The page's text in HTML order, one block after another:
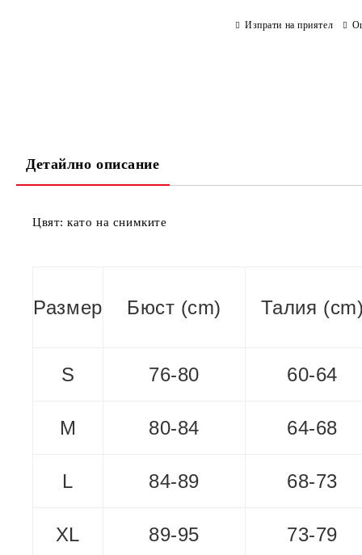
Изпрати на приятел
Детайлно описание
Цвят: като на снимките
Размер Бюст (cm) Талия (cm)
S 76-80 60-64
M 80-84 64-68
L 84-89 68-73
XL 89-95 73-79